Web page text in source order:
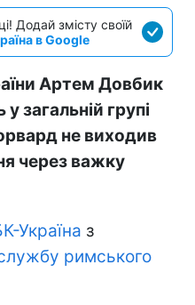
Додай змісту своїй
в Google
Артем Довбик
загальній групі
не виходив
через важку
Україна з
римського